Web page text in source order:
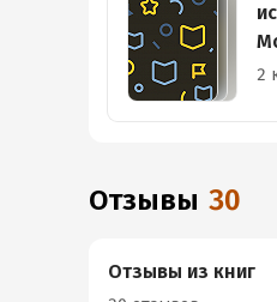
2
Отзывы 30
Отзывы из книг